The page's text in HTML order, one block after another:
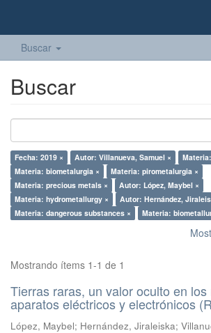
Buscar
Buscar
Fecha: 2019 × Autor: Villanueva, Samuel ×
Materia: biometalurgia ×
Materia: pirometalurgia ×
Materia: precious metals ×
Autor: López, Maybel ×
Materia: hydrometallurgy ×
Autor: Hernández,
Materia: dangerous substances ×
Materia:
Mostrando ítems 1-1 de 1
Tierras raras, un valor oculto en
aparatos eléctricos y electrónicos
López, Maybel; Hernández, Jiraleiska;